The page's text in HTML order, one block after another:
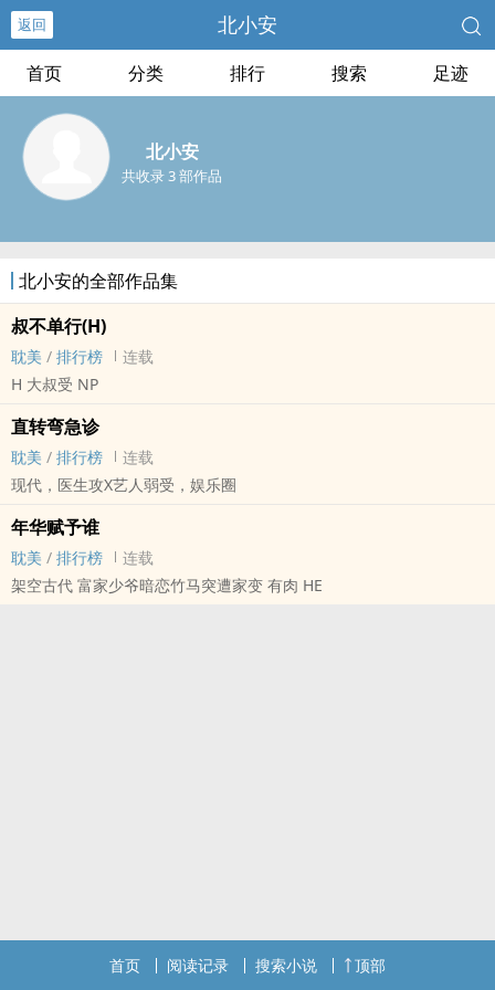
返回 北小安
首页 分类 排行 搜索 足迹
北小安
共收录 3 部作品
北小安的全部作品集
叔不单行(H)
耽美 / 排行榜
连载
H 大叔受 NP
直转弯急诊
耽美 / 排行榜
连载
现代，医生攻X艺人弱受，娱乐圈
年华赋予谁
耽美 / 排行榜
连载
架空古代 富家少爷暗恋竹马突遭家变 有肉 HE
首页 阅读记录 搜索小说 顶部